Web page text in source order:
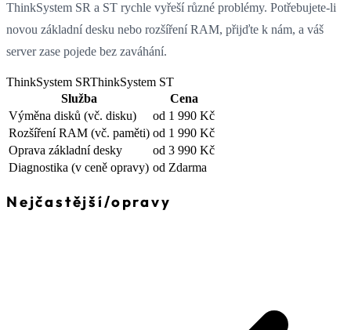
ThinkSystem SR a ST rychle vyřeší různé problémy. Potřebujete-li
novou základní desku nebo rozšíření RAM, přijďte k nám, a váš
server zase pojede bez zaváhání.
ThinkSystem SRThinkSystem ST
Služba
Cena
Výměna disků (vč. disku)
od 1 990 Kč
Rozšíření RAM (vč. paměti) od 1 990 Kč
Oprava základní desky
od 3 990 Kč
Diagnostika (v ceně opravy) od Zdarma
Nejčastější/opravy